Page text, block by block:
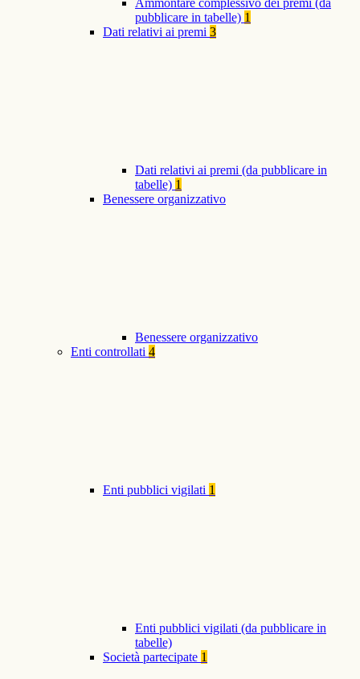
Ammontare complessivo dei premi (da
pubblicare in tabelle) 1
Dati relativi ai premi 3
Dati relativi ai premi (da pubblicare in
tabelle) 1
Benessere organizzativo
Benessere organizzativo
Enti controllati 4
Enti pubblici vigilati 1
Enti pubblici vigilati (da pubblicare in
tabelle)
Società partecipate 1